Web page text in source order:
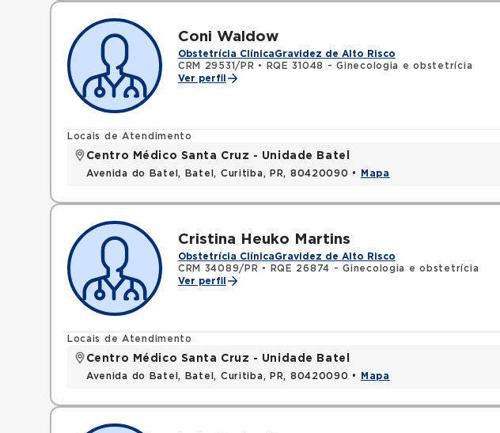
Coni Waldow
Obstetrícia ClínicaGravidez de Alto Risco
CRM 29531/PR •
RQE 31048 - Ginecologia e obstetrícia
Ver perfil
Locais de Atendimento
Centro Médico Santa Cruz - Unidade Batel
Avenida do Batel, Batel, Curitiba, PR, 80420090 • Mapa
Cristina Heuko Martins
Obstetrícia ClínicaGravidez de Alto Risco
CRM 34089/PR •
RQE 26874 - Ginecologia e obstetrícia
Ver perfil
Locais de Atendimento
Centro Médico Santa Cruz - Unidade Batel
Avenida do Batel, Batel, Curitiba, PR, 80420090 • Mapa